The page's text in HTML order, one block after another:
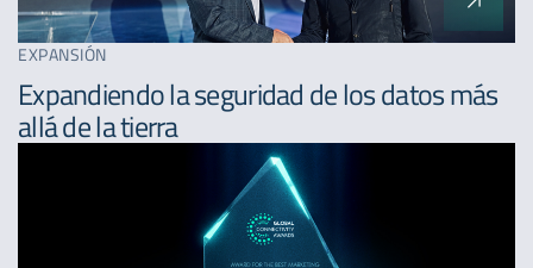
EXPANSIÓN
Expandiendo la seguridad de los datos más
allá de la tierra